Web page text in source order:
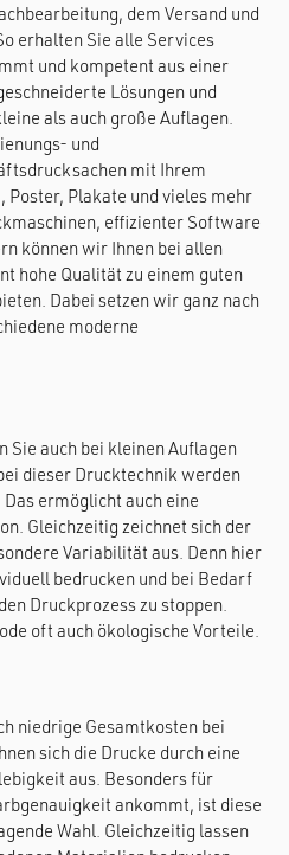
dem Versand und
erhalten Sie alle Services
und kompetent aus einer
Lösungen und
als auch große Auflagen.
und
mit Ihrem
Plakate und vieles mehr
effizienter Software
können wir Ihnen bei allen
hohe Qualität zu einem guten
Dabei setzen wir ganz nach
moderne
auch bei kleinen Auflagen
dieser Drucktechnik werden
ermöglicht auch eine
Gleichzeitig zeichnet sich der
Variabilität aus. Denn hier
bedrucken und bei Bedarf
Druckprozess zu stoppen.
oft auch ökologische Vorteile.
niedrige Gesamtkosten bei
sich die Drucke durch eine
aus. Besonders für
ankommt, ist diese
Wahl. Gleichzeitig lassen